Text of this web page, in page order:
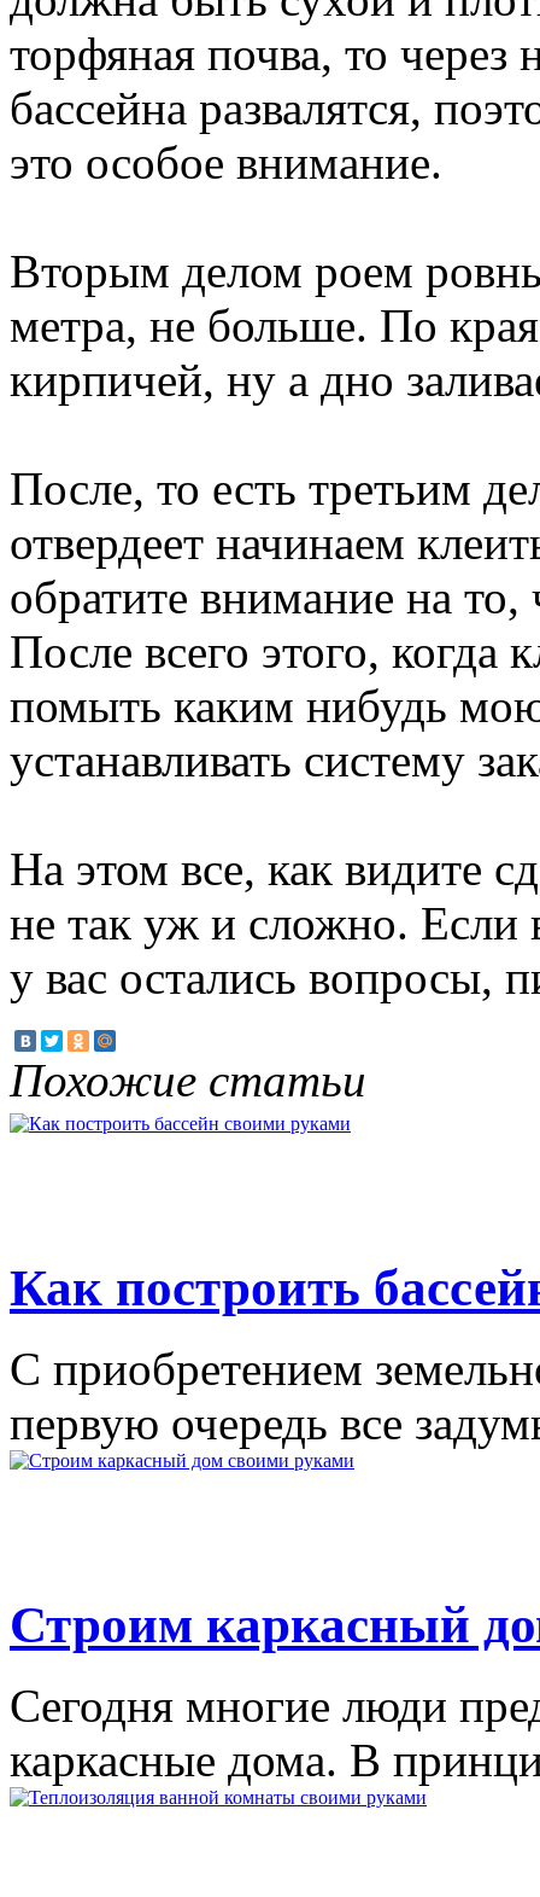
торфяная почва, то через
бассейна развалятся,
это особое внимание.
Вторым делом роем
метра, не больше. По
кирпичей, ну а дно
После, то есть третьим
отвердеет начинаем
обратите внимание на то,
После всего этого, когда
помыть каким нибудь
устанавливать систему
На этом все, как видите
не так уж и сложно. Если
у вас остались вопросы,
Похожие статьи
Как построить
С приобретением
первую очередь все
Строим каркасный
Сегодня многие люди
каркасные дома. В